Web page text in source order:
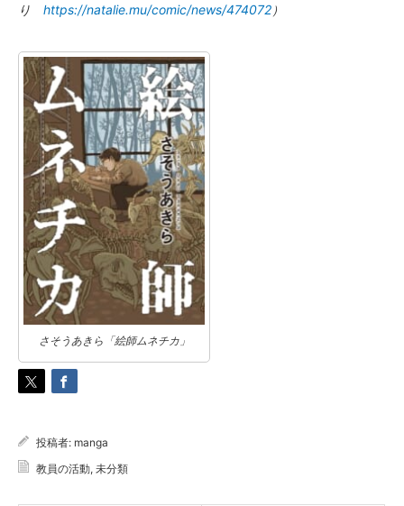
り https://natalie.mu/comic/news/474072 ）
さそうあきら「絵師ムネチカ」
投稿者: manga
教員の活動, 未分類